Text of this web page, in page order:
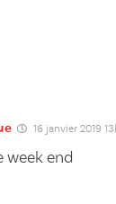
16 janvier 2019
week end